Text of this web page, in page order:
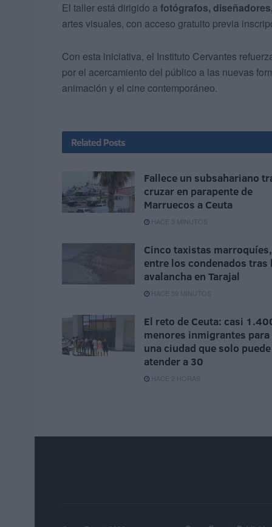
El taller está dirigido a fotógrafos,
artes visuales, con acceso gratuito previa
Con esta iniciativa, el Instituto Cervantes
por el acercamiento del público a las nuevas
animación y el cine contemporáneo.
Related Posts
Fallece un subsahariano
cruzar en parapente de
Marruecos a Ceuta
HACE 3 MINUTOS
Cinco taxistas marroquíes,
entre los condenados tras
avalancha en Tarajal
HACE 59 MINUTOS
El reto de Ceuta: casi
menores inmigrantes para
una ciudad que solo puede
atender a 30
HACE 2 HORAS